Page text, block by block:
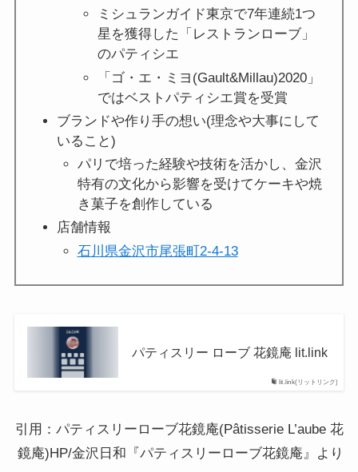
ミシュランガイド東京で7年連続1つ
星を獲得した「レストランローブ」
のパティシエ
「ゴ・エ・ミヨ(Gault&Millau)2020」
ではベストパティシエ賞を受賞
ブランドや作り手の想い(理念や大事にして
いること)
パリで培った経験や技術を活かし、⾦沢
特有の⽂化から影響を受けてケーキや焼
き菓子を創作している
店舗情報
石川県金沢市尾張町2-4-13
lit.link(リットリンク)
パティスリー ローブ 花鏡庵 lit.link
引用：パティスリーローブ花鏡庵(Pâtisserie L’aube 花
鏡庵)HP/金沢日和『パティスリーローブ花鏡庵』より